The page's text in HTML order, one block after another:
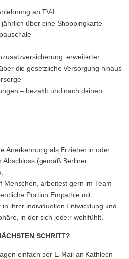
an TV-L
über eine Shoppingkarte
erweiterter
die gesetzliche Versorgung hinaus
– bezahlt und nach deinen
Anerkennung als Erzieher:in oder
Abschluss (gemäß Berliner
Menschen, arbeitest gern im Team
Portion Empathie mit.
in ihrer individuellen Entwicklung und
in der sich jede:r wohlfühlt.
SCHRITT?
einfach per E-Mail an Kathleen